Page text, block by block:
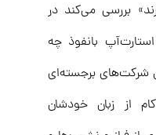
بررسی می‌کند در
روزهای ابتدایی بیش از ۳۰ استارت‌آپ‌ بانفوذ چه
شرکت‌های برجسته‌ای
از زبان خودشان